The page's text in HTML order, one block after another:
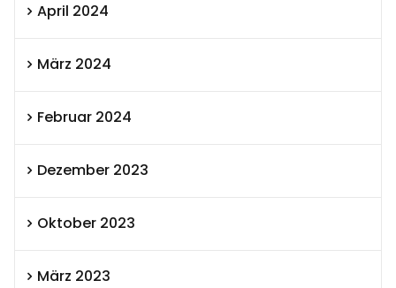
April 2024
März 2024
Februar 2024
Dezember 2023
Oktober 2023
März 2023